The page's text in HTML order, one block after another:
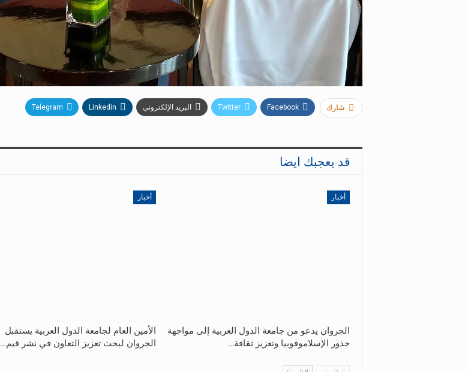
شارك Facebook
Twitter البريد الإلكتروني Linkedin
Telegram
قد يعجبك ايضا
أخبار
الجروان يدعو من جامعة الدول العربية إلى مواجهة
جذور الإسلاموفوبيا وتعزيز ثقافة…
أخبار
الأمين العام لجامعة الدول العربية يستقبل
الجروان لبحث تعزيز التعاون في نشر قيم…